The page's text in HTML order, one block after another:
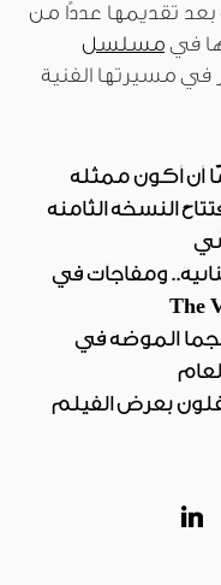
تقديمها عددًا من
في مسلسل
في مسيرتها الفنية
أن أكون ممثلة
النسخة الثامنة
ومفاجآت في
الموضة في
بعرض الفيلم